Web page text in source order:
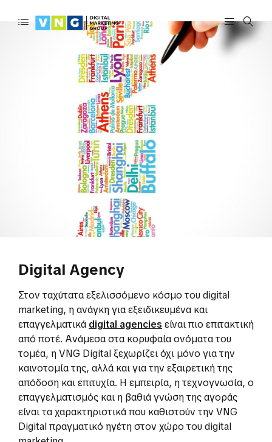
Digital Agency
Στον ταχύτατα εξελισσόμενο κόσμο του digital
marketing, η ανάγκη για εξειδικευμένα και
επαγγελματικά digital agencies είναι πιο επιτακτική
από ποτέ. Ανάμεσα στα κορυφαία ονόματα του
τομέα, η VNG Digital ξεχωρίζει όχι μόνο για την
καινοτομία της, αλλά και για την εξαιρετική της
απόδοση και επιτυχία. Η εμπειρία, η τεχνογνωσία, ο
επαγγελματισμός και η βαθιά γνώση της αγοράς
είναι τα χαρακτηριστικά που καθιστούν την VNG
Digital πραγματικό ηγέτη στον χώρο του digital